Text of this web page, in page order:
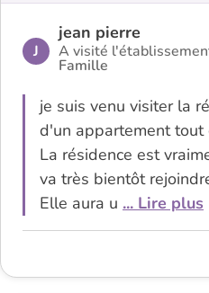
J
jean pierre
A visité
Famille
je suis venu visiter la
d'un appartement tout
La résidence est
va très bientôt
Elle aura u ... Lire plus